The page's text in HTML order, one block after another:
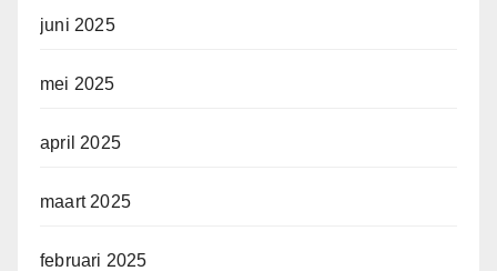
juni 2025
mei 2025
april 2025
maart 2025
februari 2025